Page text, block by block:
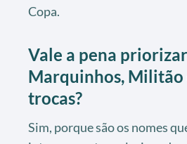
Copa.
Vale a pena priorizar
Marquinhos, Militão
trocas?
Sim, porque são os nomes